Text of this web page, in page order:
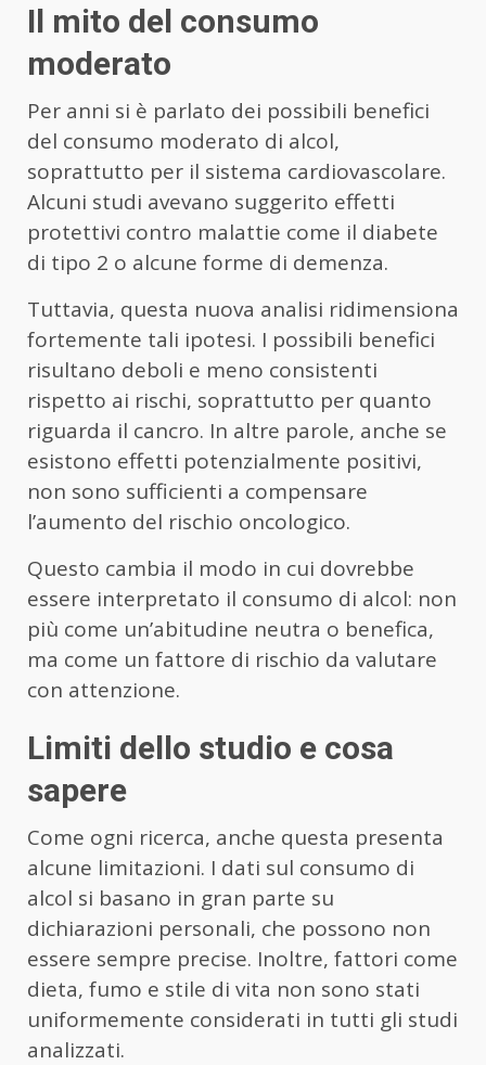
Il mito del consumo
moderato
Per anni si è parlato dei possibili benefici
del consumo moderato di alcol,
soprattutto per il sistema cardiovascolare.
Alcuni studi avevano suggerito effetti
protettivi contro malattie come il diabete
di tipo 2 o alcune forme di demenza.
Tuttavia, questa nuova analisi ridimensiona
fortemente tali ipotesi. I possibili benefici
risultano deboli e meno consistenti
rispetto ai rischi, soprattutto per quanto
riguarda il cancro. In altre parole, anche se
esistono effetti potenzialmente positivi,
non sono sufficienti a compensare
l’aumento del rischio oncologico.
Questo cambia il modo in cui dovrebbe
essere interpretato il consumo di alcol: non
più come un’abitudine neutra o benefica,
ma come un fattore di rischio da valutare
con attenzione.
Limiti dello studio e cosa
sapere
Come ogni ricerca, anche questa presenta
alcune limitazioni. I dati sul consumo di
alcol si basano in gran parte su
dichiarazioni personali, che possono non
essere sempre precise. Inoltre, fattori come
dieta, fumo e stile di vita non sono stati
uniformemente considerati in tutti gli studi
analizzati.